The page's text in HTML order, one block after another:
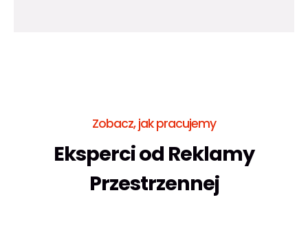
Zobacz, jak pracujemy
Eksperci od Reklamy
Przestrzennej